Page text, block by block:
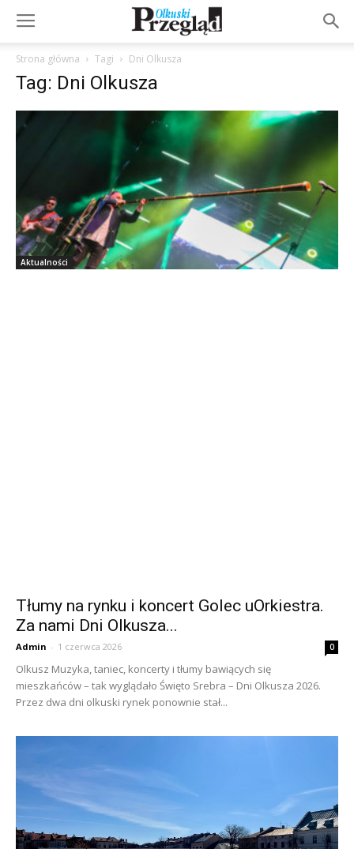
Strona główna Tagi Dni Olkusza
Tag: Dni Olkusza
Aktualności
Tłumy na rynku i koncert Golec uOrkiestra.
Za nami Dni Olkusza...
Admin - 1 czerwca 2026 0
Olkusz Muzyka, taniec, koncerty i tłumy bawiących się
mieszkańców – tak wyglądało Święto Srebra – Dni Olkusza 2026.
Przez dwa dni olkuski rynek ponownie stał...